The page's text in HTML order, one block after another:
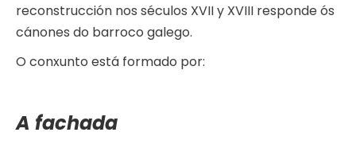
reconstrucción nos séculos XVII y XVIII responde ós
cánones do barroco galego.
O conxunto está formado por:
A fachada